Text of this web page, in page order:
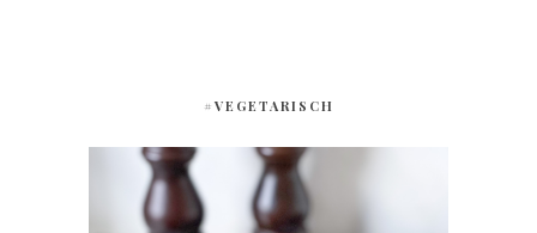
#VEGETARISCH